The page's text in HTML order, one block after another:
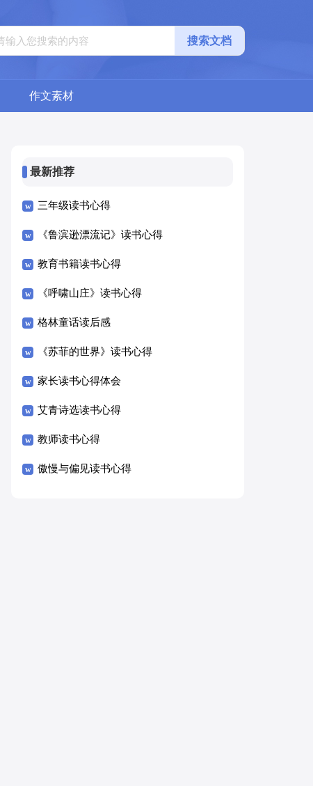
搜索文档
作文素材
最新推荐
三年级读书心得
《鲁滨逊漂流记》读书心得
教育书籍读书心得
《呼啸山庄》读书心得
格林童话读后感
《苏菲的世界》读书心得
家长读书心得体会
艾青诗选读书心得
教师读书心得
傲慢与偏见读书心得